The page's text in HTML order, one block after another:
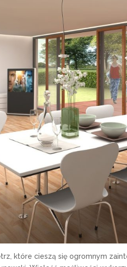
które cieszą się ogromnym